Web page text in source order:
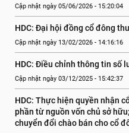
Cập nhật ngày 05/06/2026 - 15:20:04
HDC: Đại hội đồng cổ đông
Cập nhật ngày 13/02/2026 - 14:16:16
HDC: Điều chỉnh thông tin số
Cập nhật ngày 03/12/2025 - 15:42:37
HDC: Thực hiện quyền nhận
phần từ nguồn vốn chủ sở
chuyển đổi chào bán cho cổ